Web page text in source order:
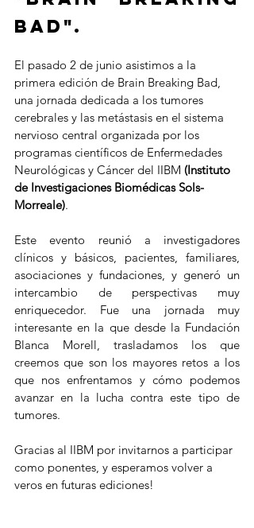
Bad".
El pasado 2 de junio asistimos a la
primera edición de Brain Breaking Bad,
una jornada dedicada a los tumores
cerebrales y las metástasis en el sistema
nervioso central organizada por los
programas científicos de Enfermedades
Neurológicas y Cáncer del IIBM (Instituto
de Investigaciones Biomédicas Sols-
Morreale).
Este evento reunió a investigadores
clínicos y básicos, pacientes, familiares,
asociaciones y fundaciones, y generó un
intercambio de perspectivas muy
enriquecedor. Fue una jornada muy
interesante en la que desde la Fundación
Blanca Morell, trasladamos los que
creemos que son los mayores retos a los
que nos enfrentamos y cómo podemos
avanzar en la lucha contra este tipo de
tumores.
Gracias al IIBM por invitarnos a participar
como ponentes, y esperamos volver a
veros en futuras ediciones!